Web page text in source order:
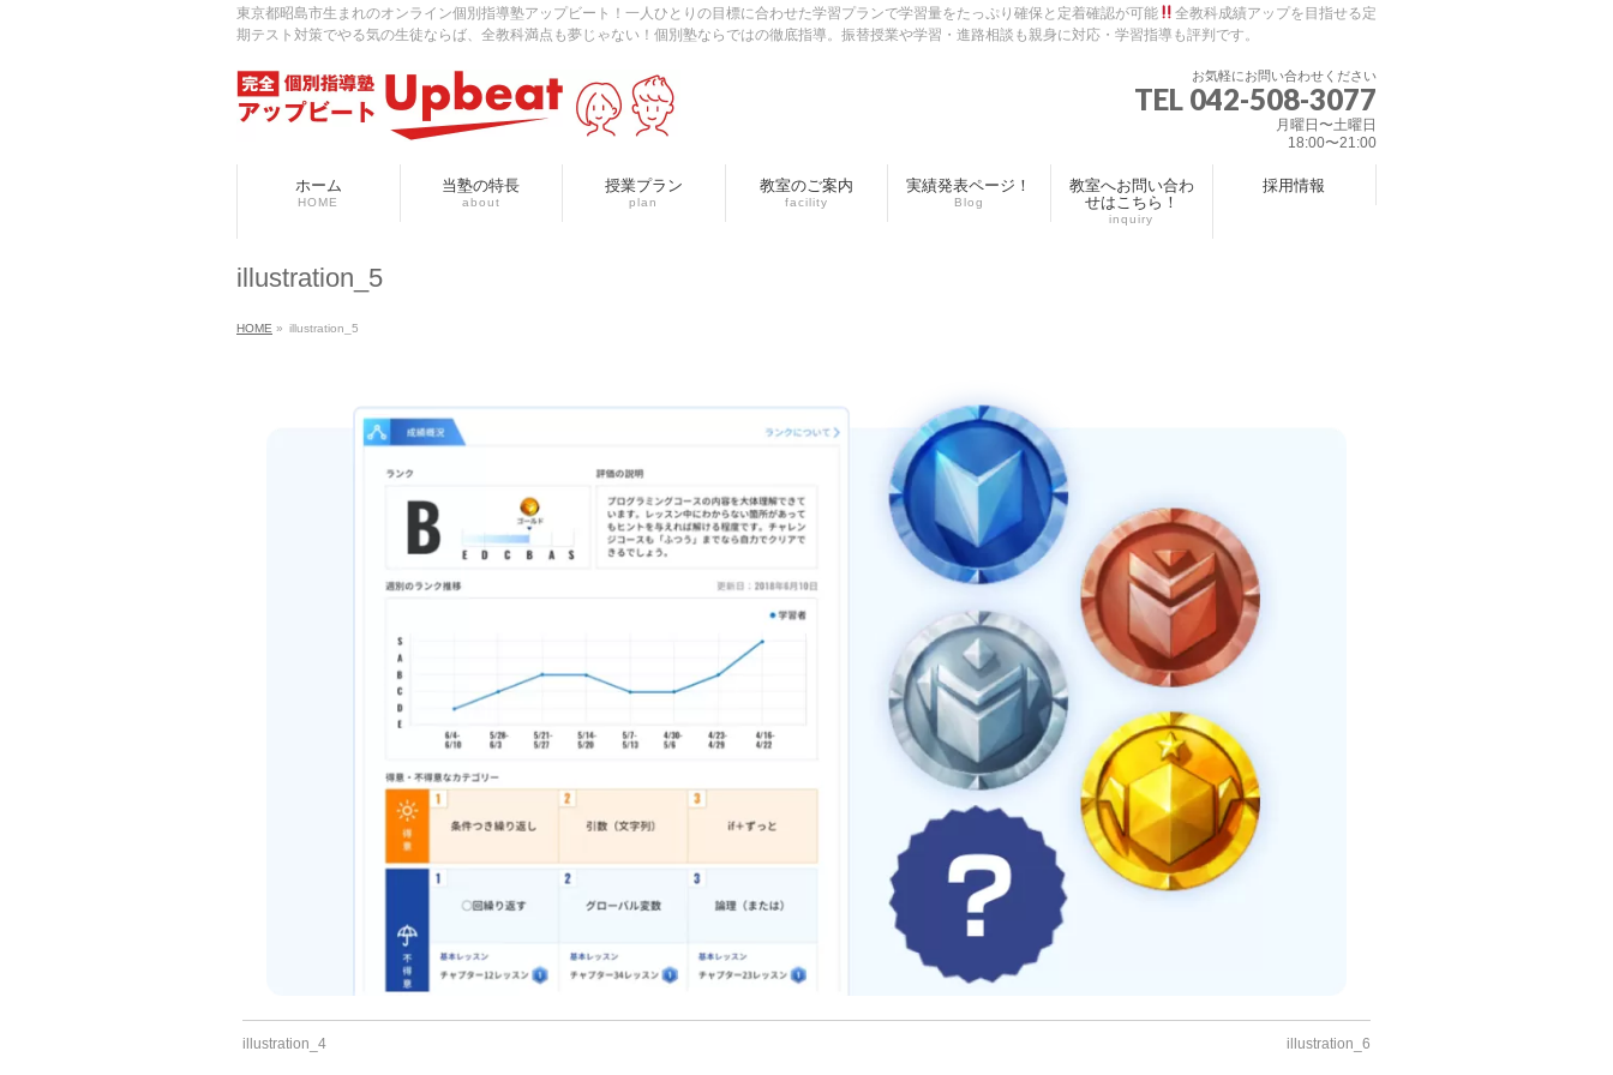
東京都昭島市生まれのオンライン個別指導塾アップビート！一人ひとりの目標に合わせた学習プランで学習量をたっぷり確保と定着確認が可能
全教科成績アップを目指せる定
期テスト対策でやる気の生徒ならば、全教科満点も夢じゃない！個別塾ならではの徹底指導。振替授業や学習・進路相談も親身に対応・学習指導も評判です。
お気軽にお問い合わせください
TEL 042-508-3077
月曜日〜土曜日
18:00〜21:00
ホーム
HOME
当塾の特長
about
授業プラン
plan
教室のご案内
facility
実績発表ページ！
Blog
教室へお問い合わ
せはこちら！
inquiry
採用情報
illustration_5
HOME » illustration_5
illustration_4 illustration_6